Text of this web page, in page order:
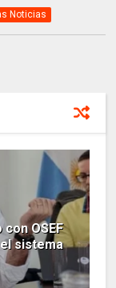
Noticias
OSEF
sistema